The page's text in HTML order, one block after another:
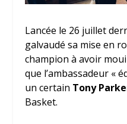
Lancée le 26 juillet
galvaudé sa mise en
champion à avoir
que l’ambassadeur «
un certain Tony
Basket.